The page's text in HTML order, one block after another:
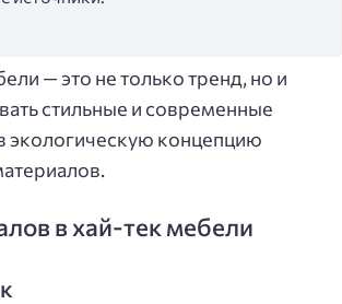
— это не только тренд, но и
стильные и современные
экологическую концепцию
в хай-тек мебели